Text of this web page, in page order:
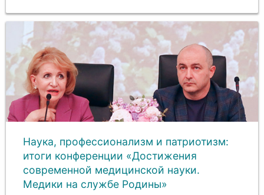
Наука, профессионализм и патриотизм:
итоги конференции «Достижения
современной медицинской науки.
Медики на службе Родины»